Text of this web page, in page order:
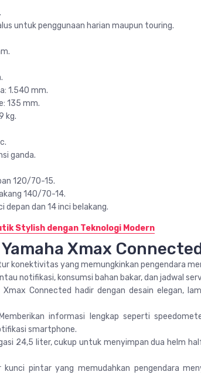
untuk penggunaan harian maupun touring.
1.540 mm.
135 mm.
kg.
ganda.
120/70-15.
140/70-14.
depan dan 14 inci belakang.
Stylish dengan Teknologi Modern
Xmax
konektivitas yang memungkinkan pengendara
notifikasi, konsumsi bahan bakar, dan jadwal
Xmax Connected hadir dengan desain elegan,
informasi lengkap seperti
smartphone.
24,5 liter, cukup untuk menyimpan dua helm
pintar yang memudahkan pengendara